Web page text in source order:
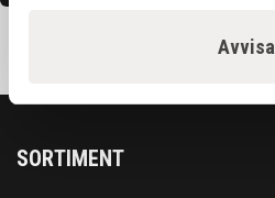
Avvisa
SORTIMENT